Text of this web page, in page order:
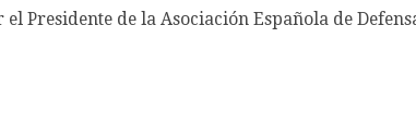
Presidente de la Asociación Española de